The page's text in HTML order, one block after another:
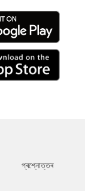
প্ৰশ্নোত্তৰ